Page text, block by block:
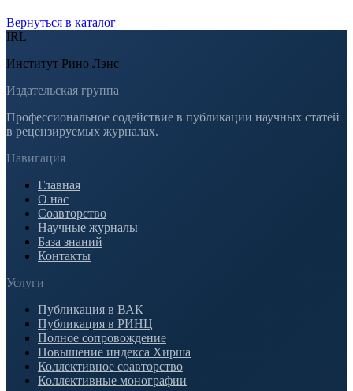
Вернуться в каталог
IRL
Институт Рино Лэнс
Издательская группа
Профессиональное содействие в публикации научных статей
в рецензируемых журналах.
Навигация
Главная
О нас
Соавторство
Научные журналы
База знаний
Контакты
Услуги
Публикация в ВАК
Публикация в РИНЦ
Полное сопровождение
Повышение индекса Хирша
Коллективное соавторство
Коллективные монографии